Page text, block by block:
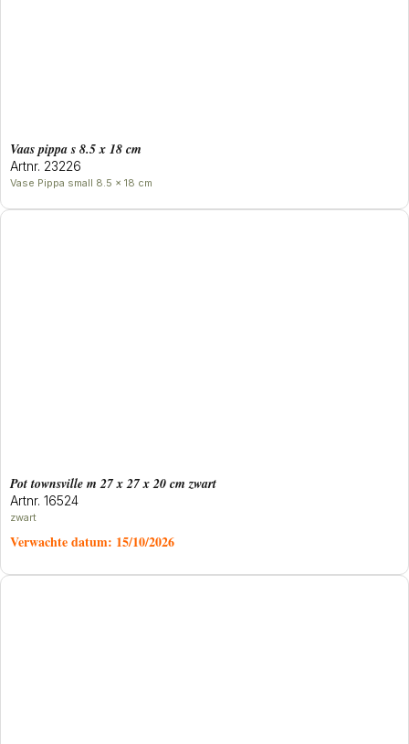
Vaas pippa s 8.5 x 18 cm
Artnr. 23226
Vase Pippa small 8.5 x 18 cm
Pot townsville m 27 x 27 x 20 cm zwart
Artnr. 16524
zwart
Verwachte datum: 15/10/2026